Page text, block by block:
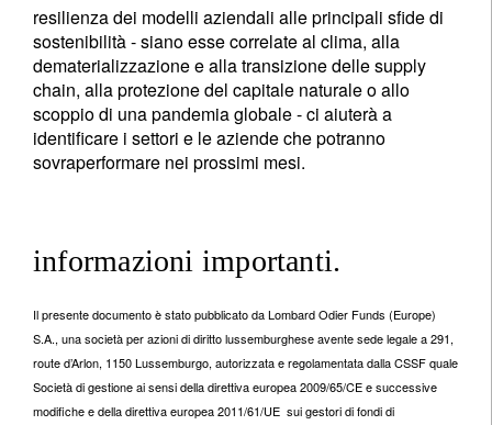
resilienza dei modelli aziendali alle principali sfide di
sostenibilità - siano esse correlate al clima, alla
dematerializzazione e alla transizione delle supply
chain, alla protezione del capitale naturale o allo
scoppio di una pandemia globale - ci aiuterà a
identificare i settori e le aziende che potranno
sovraperformare nei prossimi mesi.
informazioni importanti.
Il presente documento è stato pubblicato da Lombard Odier Funds (Europe)
S.A., una società per azioni di diritto lussemburghese avente sede legale a 291,
route d’Arlon, 1150 Lussemburgo, autorizzata e regolamentata dalla CSSF quale
Società di gestione ai sensi della direttiva europea 2009/65/CE e successive
modifiche e della direttiva europea 2011/61/UE sui gestori di fondi di